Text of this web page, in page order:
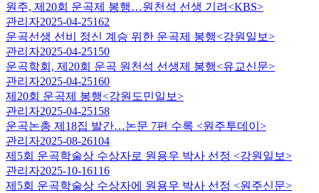
원주, 제20회 운곡제 봉행…원천석 선생 기려<KBS>
관리자2025-04-25162
운곡선생 선비 정신 계승 위한 운곡제 봉행<강원일보>
관리자2025-04-25150
운곡학회, 제20회 운곡 원천석 선생제 봉행<유교신문>
관리자2025-04-25160
제20회 운곡제 봉행<강원도민일보>
관리자2025-04-25158
운곡논총 제18집 발간…논문 7편 수록 <원주투데이>
관리자2025-08-26104
제5회 운곡학술상 수상자로 원용우 박사 선정 <강원일보>
관리자2025-10-16116
제5회 운곡학술상 수상자에 원용우 박사 선정 <원주신문>